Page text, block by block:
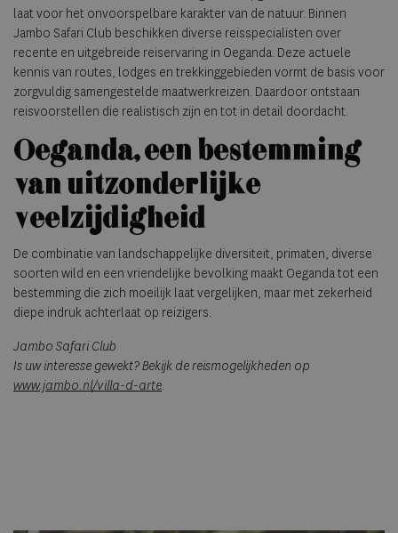
laat voor het onvoorspelbare karakter van de natuur. Binnen
Jambo Safari Club beschikken diverse reisspecialisten over
recente en uitgebreide reiservaring in Oeganda. Deze actuele
kennis van routes, lodges en trekkinggebieden vormt de basis voor
zorgvuldig samengestelde maatwerkreizen. Daardoor ontstaan
reisvoorstellen die realistisch zijn en tot in detail doordacht.
Oeganda, een bestemming
van uitzonderlijke
veelzijdigheid
De combinatie van landschappelijke diversiteit, primaten, diverse
soorten wild en een vriendelijke bevolking maakt Oeganda tot een
bestemming die zich moeilijk laat vergelijken, maar met zekerheid
diepe indruk achterlaat op reizigers.
Jambo Safari Club
Is uw interesse gewekt? Bekijk de reismogelijkheden op
www.jambo.nl/villa-d-arte.